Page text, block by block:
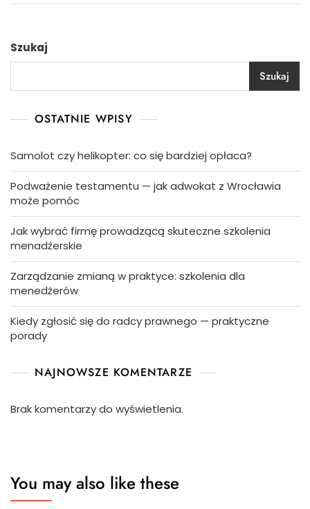
Szukaj
Szukaj
OSTATNIE WPISY
Samolot czy helikopter: co się bardziej opłaca?
Podważenie testamentu — jak adwokat z Wrocławia
może pomóc
Jak wybrać firmę prowadzącą skuteczne szkolenia
menadżerskie
Zarządzanie zmianą w praktyce: szkolenia dla
menedżerów
Kiedy zgłosić się do radcy prawnego — praktyczne
porady
NAJNOWSZE KOMENTARZE
Brak komentarzy do wyświetlenia.
You may also like these